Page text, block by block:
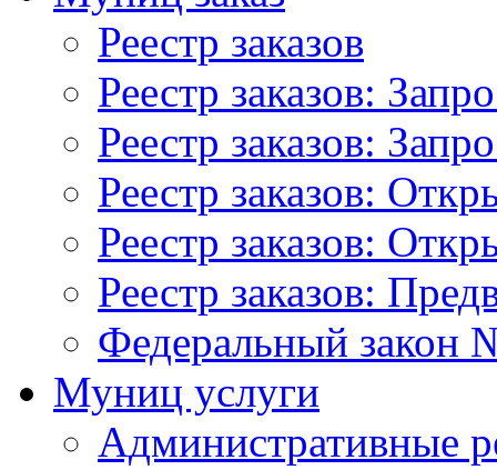
Реестр заказов
Реестр заказов:
Реестр заказов:
Реестр заказов:
Реестр заказов:
Реестр заказов:
Федеральный закон
Муниц услуги
Административные